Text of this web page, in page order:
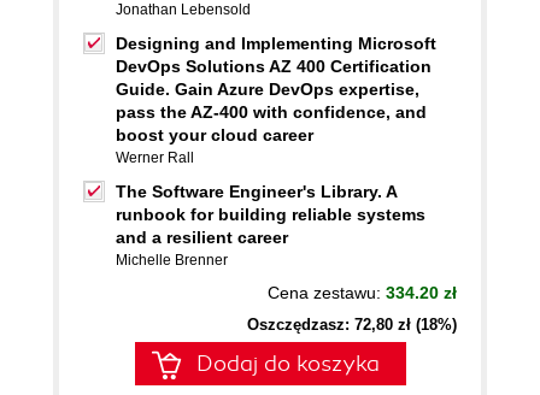
Jonathan Lebensold
Designing and Implementing Microsoft
DevOps Solutions AZ 400 Certification
Guide. Gain Azure DevOps expertise,
pass the AZ-400 with confidence, and
boost your cloud career
Werner Rall
The Software Engineer's Library. A
runbook for building reliable systems
and a resilient career
Michelle Brenner
Cena zestawu: 334.20 zł
Oszczędzasz: 72,80 zł (18%)
Dodaj do koszyka